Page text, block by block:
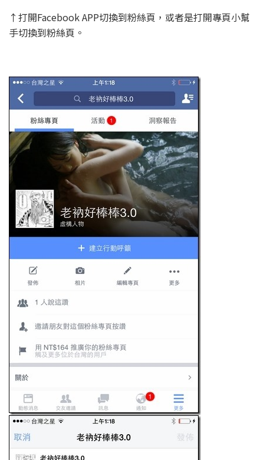
↑打開Facebook APP切換到粉絲頁，或者是打開專頁小幫
手切換到粉絲頁。